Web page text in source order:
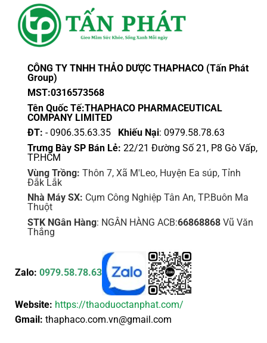
CÔNG TY TNHH THẢO DƯỢC THAPHACO (Tấn Phát
Group)
MST:0316573568
Tên Quốc Tế:THAPHACO PHARMACEUTICAL
COMPANY LIMITED
ĐT: - 0906.35.63.35 Khiếu Nại: 0979.58.78.63
Trưng Bày SP Bán Lẻ: 22/21 Đường Số 21, P8 Gò Vấp,
TP.HCM
Vùng Trồng: Thôn 7, Xã M'Leo, Huyện Ea súp, Tỉnh
Đắk Lắk
Nhà Máy SX: Cụm Công Nghiệp Tân An, TP.Buôn Ma
Thuột
STK NGân Hàng: NGÂN HÀNG ACB:66868868Vũ Văn
Thắng
Zalo: 0979.58.78.63
Website: https://thaoduoctanphat.com/
Gmail: thaphaco.com.vn@gmail.com